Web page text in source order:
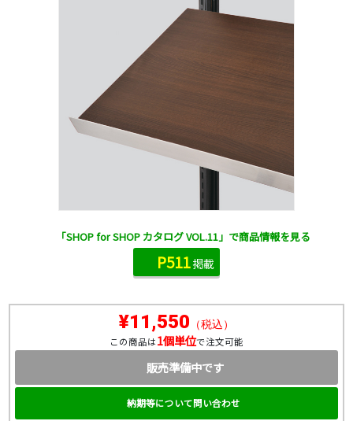
¥11,550 （税込）
この商品は1個単位で注文可能
販売準備中です
納期等について問い合わせ
「SHOP for SHOP カタログ VOL.11」で商品情報を見る
P511掲載